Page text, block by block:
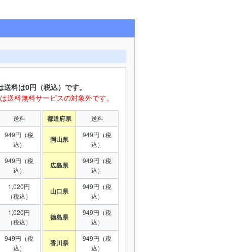
料は0円（税込）です。
送料無料サービスの対象外です。
送料
949円（税
込）
949円（税
込）
1,020円
（税込）
1,020円
（税込）
949円（税
込）
都道府県 送料
岡山県
949円（税
込）
広島県
949円（税
込）
山口県
949円（税
込）
徳島県
949円（税
込）
香川県
949円（税
込）